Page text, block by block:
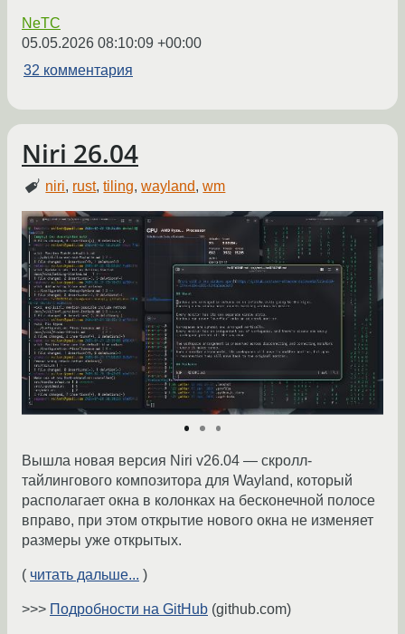
NeTC
05.05.2026 08:10:09 +00:00
32 комментария
Niri 26.04
niri, rust,tiling,wayland,wm
Вышла новая версия Niri v26.04 — скролл-
тайлингового композитора для Wayland, который
располагает окна в колонках на бесконечной полосе
вправо, при этом открытие нового окна не изменяет
размеры уже открытых.
( читать дальше... )
>>> Подробности на GitHub (github.com)